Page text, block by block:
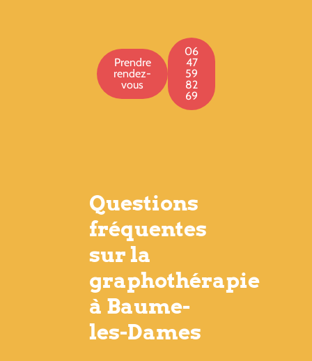
Prendre
rendez-
vous
06
47
59
82
69
Questions
fréquentes
sur la
graphothérapie
à Baume-
les-Dames